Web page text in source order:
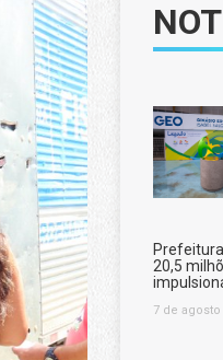
20,5
7 de agosto